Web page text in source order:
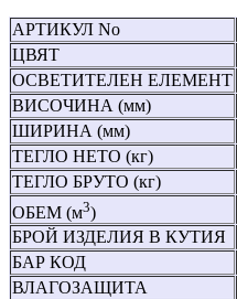
АРТИКУЛ No
ЦВЯТ
ОСВЕТИТЕЛЕН ЕЛЕМЕНТ
ВИСОЧИНА (мм)
ШИРИНА (мм)
ТЕГЛО НЕТО (кг)
ТЕГЛО БРУТО (кг)
ОБЕМ (м3)
БРОЙ ИЗДЕЛИЯ В КУТИЯ
БАР КОД
ВЛАГОЗАЩИТА